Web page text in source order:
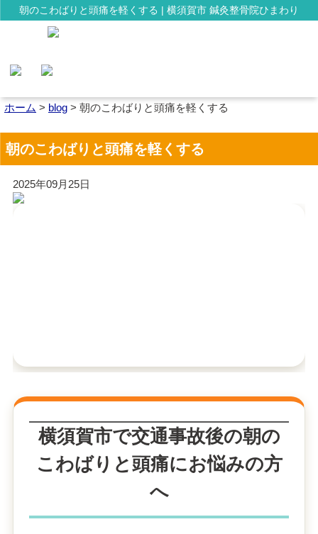
朝のこわばりと頭痛を軽くする | 横須賀市 鍼灸整骨院ひまわり
ホーム > blog > 朝のこわばりと頭痛を軽くする
朝のこわばりと頭痛を軽くする
2025年09月25日
横須賀市で交通事故後の朝の
こわばりと頭痛にお悩みの方
へ